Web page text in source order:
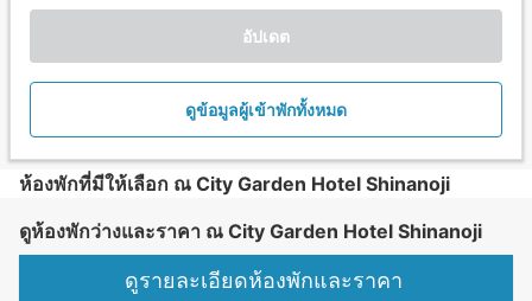
อัปเดต
ดูข้อมูลผู้เข้าพักทั้งหมด
ห้องพักที่มีให้เลือก ณ City Garden Hotel Shinanoji
ดูห้องพักว่างและราคา ณ City Garden Hotel Shinanoji
ดูรายละเอียดห้องพักและราคา